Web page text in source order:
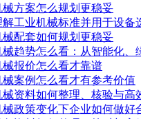
械方案怎么规划更稳妥
解工业机械标准并用于设备
械配套如何规划更稳妥
械趋势怎么看：从智能化
械报价怎么看才靠谱
械案例怎么看才有参考价值
械资料如何整理、核验与高
械政策变化下企业如何做好